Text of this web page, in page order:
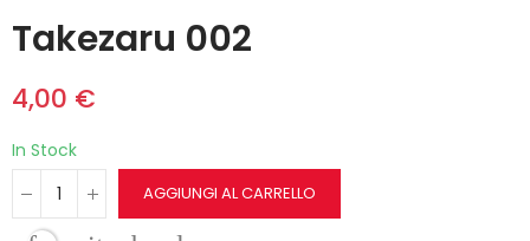
Takezaru 002
4,00 €
In Stock
AGGIUNGI AL CARRELLO